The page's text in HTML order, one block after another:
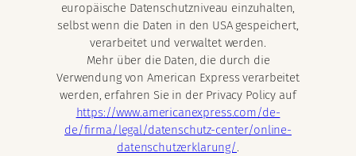
europäische Datenschutzniveau einzuhalten,
selbst wenn die Daten in den USA gespeichert,
verarbeitet und verwaltet werden.
Mehr über die Daten, die durch die
Verwendung von American Express verarbeitet
werden, erfahren Sie in der Privacy Policy auf
https://www.americanexpress.com/de-
de/firma/legal/datenschutz-center/online-
datenschutzerklarung/.